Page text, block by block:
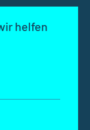
helfen